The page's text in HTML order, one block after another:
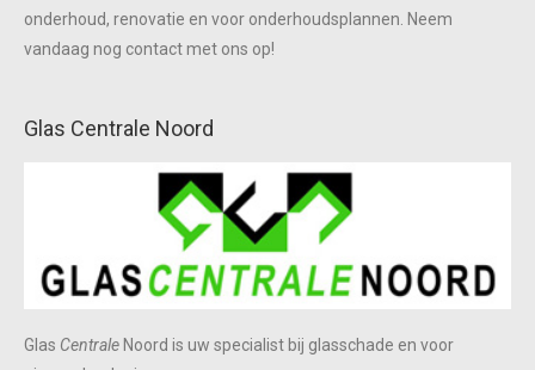
onderhoud, renovatie en voor onderhoudsplannen. Neem
vandaag nog contact met ons op!
Glas Centrale Noord
Glas Centrale Noord is uw specialist bij glasschade en voor